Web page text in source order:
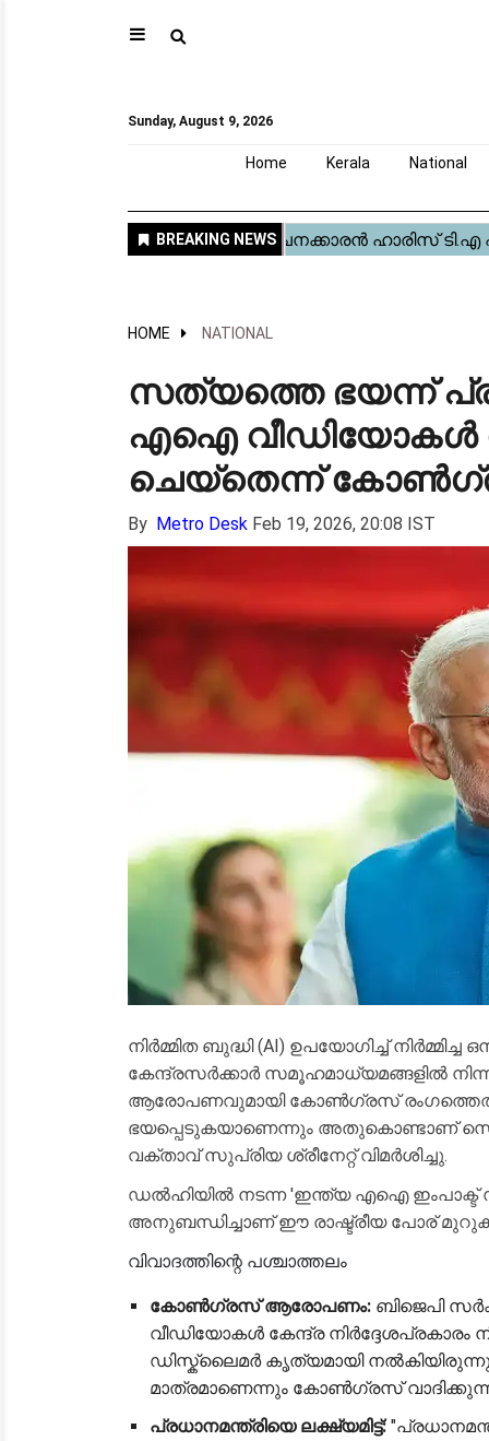
⚲
Sunday, August 9, 2026
Home Kerala National
HOME NATIONAL
സത്യത്തെ ഭയന്ന്
എഐ വീഡിയോകൾ
ചെയ്തെന്ന്
By Metro Desk Feb 19, 2026, 20:08 IST
നിർമ്മിത ബുദ്ധി (AI) ഉപയോഗിച്ച്
കേന്ദ്രസർക്കാർ സമൂഹമാധ്യമങ്ങളിൽ
ആരോപണവുമായി കോൺഗ്രസ്
ഭയപ്പെടുകയാണെന്നും അതുകൊണ്ടാണ്
വക്താവ് സുപ്രിയ ശ്രീനേറ്റ് വിമർശിച്ചു.
​ഡൽഹിയിൽ നടന്ന 'ഇന്ത്യ എഐ ഇംപാക്ട്
അനുബന്ധിച്ചാണ് ഈ രാഷ്ട്രീയ പോര്
​വിവാദത്തിന്റെ പശ്ചാത്തലം
കോൺഗ്രസ് ആരോപണം: ബിജെപി
വീഡിയോകൾ കേന്ദ്ര നിർദ്ദേശപ്രകാരം
ഡിസ്ക്ലൈമർ കൃത്യമായി
മാത്രമാണെന്നും കോൺഗ്രസ്
പ്രധാനമന്ത്രിയെ ലക്ഷ്യമിട്ട്: